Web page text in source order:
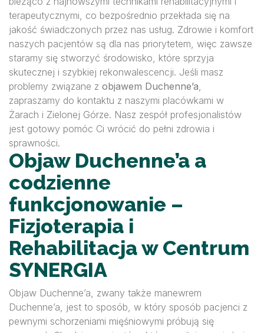
terapeutycznymi, co bezpośrednio przekłada się na
jakość świadczonych przez nas usług. Zdrowie i komfort
naszych pacjentów są dla nas priorytetem, więc zawsze
staramy się stworzyć środowisko, które sprzyja
skutecznej i szybkiej rekonwalescencji. Jeśli masz
problemy związane z objawem Duchenne’a,
zapraszamy do kontaktu z naszymi placówkami w
Żarach i Zielonej Górze. Nasz zespół profesjonalistów
jest gotowy pomóc Ci wrócić do pełni zdrowia i
sprawności.
Objaw Duchenne’a a
codzienne
funkcjonowanie –
Fizjoterapia i
Rehabilitacja w Centrum
SYNERGIA
Objaw Duchenne’a, zwany także manewrem
Duchenne’a, jest to sposób, w który sposób pacjenci z
pewnymi schorzeniami mięśniowymi próbują się